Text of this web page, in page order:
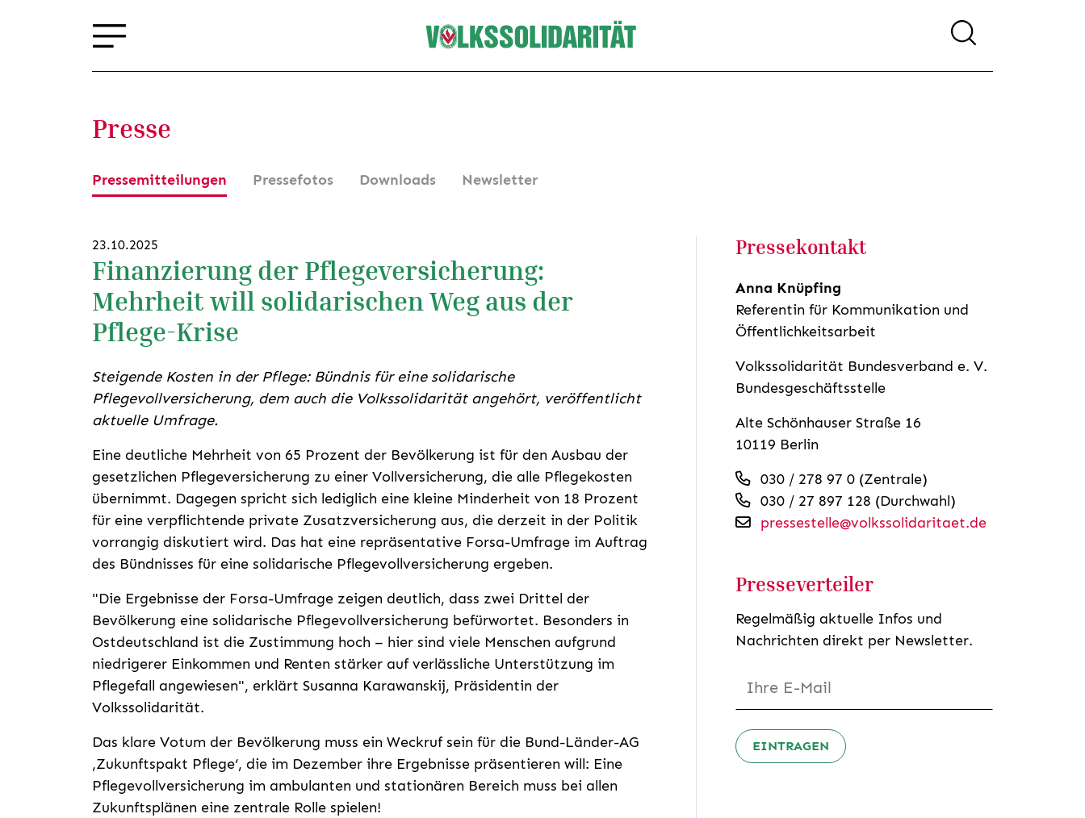
Presse
Pressemitteilungen Pressefotos Downloads Newsletter
23.10.2025
Finanzierung der Pflegeversicherung:
Mehrheit will solidarischen Weg aus der
Pflege-Krise
Steigende Kosten in der Pflege: Bündnis für eine solidarische
Pflegevollversicherung, dem auch die Volkssolidarität angehört, veröffentlicht
aktuelle Umfrage.
Eine deutliche Mehrheit von 65 Prozent der Bevölkerung ist für den Ausbau der
gesetzlichen Pflegeversicherung zu einer Vollversicherung, die alle Pflegekosten
übernimmt. Dagegen spricht sich lediglich eine kleine Minderheit von 18 Prozent
für eine verpflichtende private Zusatzversicherung aus, die derzeit in der Politik
vorrangig diskutiert wird. Das hat eine repräsentative Forsa-Umfrage im Auftrag
des Bündnisses für eine solidarische Pflegevollversicherung ergeben.
"Die Ergebnisse der Forsa-Umfrage zeigen deutlich, dass zwei Drittel der
Bevölkerung eine solidarische Pflegevollversicherung befürwortet. Besonders in
Ostdeutschland ist die Zustimmung hoch – hier sind viele Menschen aufgrund
niedrigerer Einkommen und Renten stärker auf verlässliche Unterstützung im
Pflegefall angewiesen", erklärt Susanna Karawanskij, Präsidentin der
Volkssolidarität.
Das klare Votum der Bevölkerung muss ein Weckruf sein für die Bund-Länder-AG
‚Zukunftspakt Pflege‘, die im Dezember ihre Ergebnisse präsentieren will: Eine
Pflegevollversicherung im ambulanten und stationären Bereich muss bei allen
Zukunftsplänen eine zentrale Rolle spielen!
Pressekontakt
Anna Knüpfing
Referentin für Kommunikation und
Öffentlichkeitsarbeit
Volkssolidarität Bundesverband e. V.
Bundesgeschäftsstelle
Alte Schönhauser Straße 16
10119 Berlin
030 / 278 97 0 (Zentrale)
030 / 27 897 128 (Durchwahl)
pressestelle@volkssolidaritaet.de
Presseverteiler
Regelmäßig aktuelle Infos und
Nachrichten direkt per Newsletter.
EINTRAGEN